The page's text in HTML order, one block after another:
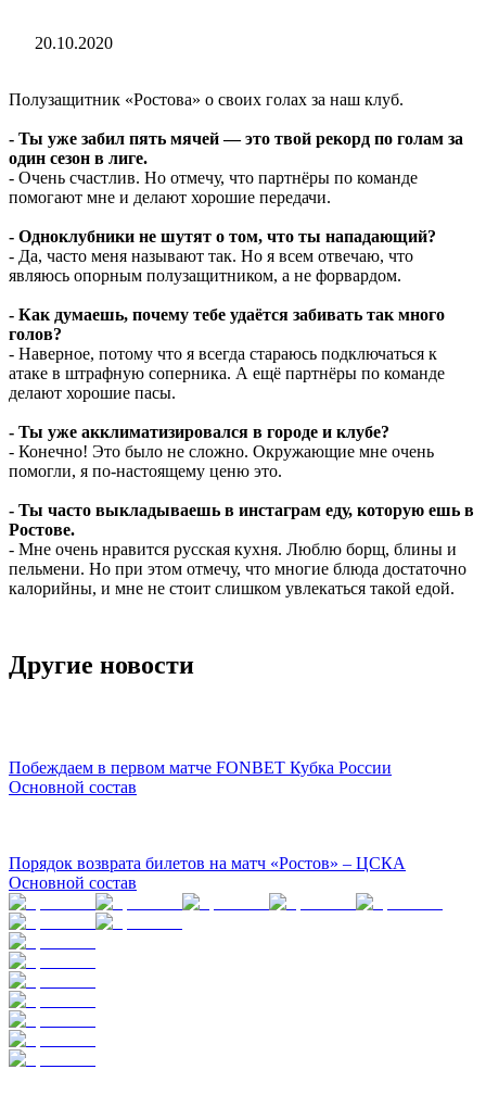
20.10.2020
Полузащитник «Ростова» о своих голах за наш клуб.
- Ты уже забил пять мячей — это твой рекорд по голам за
один сезон в лиге.
- Очень счастлив. Но отмечу, что партнёры по команде
помогают мне и делают хорошие передачи.
- Одноклубники не шутят о том, что ты нападающий?
- Да, часто меня называют так. Но я всем отвечаю, что
являюсь опорным полузащитником, а не форвардом.
- Как думаешь, почему тебе удаётся забивать так много
голов?
- Наверное, потому что я всегда стараюсь подключаться к
атаке в штрафную соперника. А ещё партнёры по команде
делают хорошие пасы.
- Ты уже акклиматизировался в городе и клубе?
- Конечно! Это было не сложно. Окружающие мне очень
помогли, я по-настоящему ценю это.
- Ты часто выкладываешь в инстаграм еду, которую ешь в
Ростове.
- Мне очень нравится русская кухня. Люблю борщ, блины и
пельмени. Но при этом отмечу, что многие блюда достаточно
калорийны, и мне не стоит слишком увлекаться такой едой.
Другие новости
Побеждаем в первом матче FONBET Кубка России
Основной состав
Порядок возврата билетов на матч «Ростов» – ЦСКА
Основной состав